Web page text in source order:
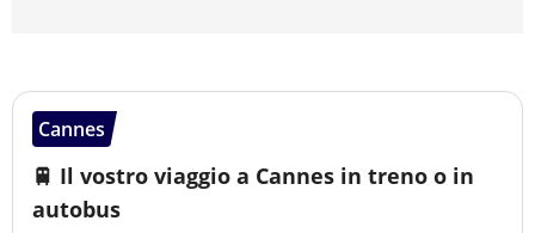
Cannes
🚆 Il vostro viaggio a Cannes in treno o in
autobus